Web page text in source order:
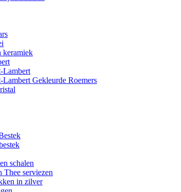
keramiek
Lambert
Lambert Gekleurde Roemers
schalen
Thee serviezen
in zilver